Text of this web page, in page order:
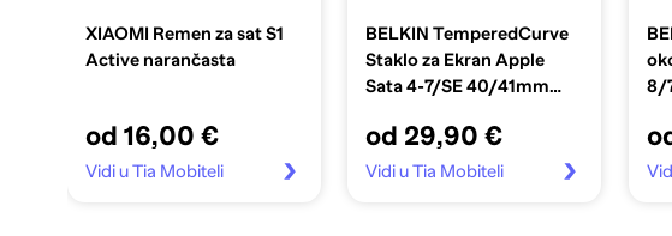
XIAOMI Remen za sat S1
Active narančasta
od 16,00 €
Vidi u Tia Mobiteli
BELKIN TemperedCurve
Staklo za Ekran Apple
Sata 4-7/SE 40/41mm
od 29,90 €
Vidi u Tia Mobiteli
8/